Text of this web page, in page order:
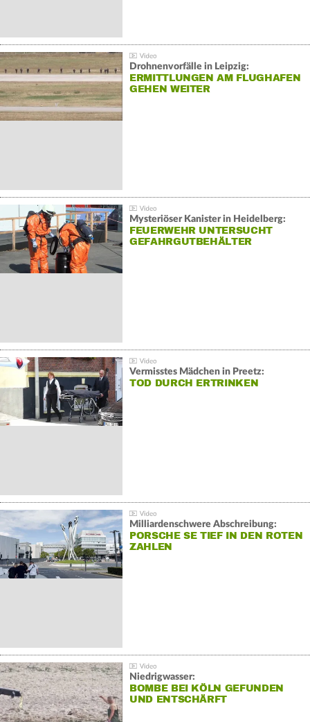
Drohnenvorfälle in Leipzig:
ERMITTLUNGEN AM FLUGHAFEN
GEHEN WEITER
Mysteriöser Kanister in Heidelberg:
FEUERWEHR UNTERSUCHT
GEFAHRGUTBEHÄLTER
Vermisstes Mädchen in Preetz:
TOD DURCH ERTRINKEN
Milliardenschwere Abschreibung:
PORSCHE SE TIEF IN DEN ROTEN
ZAHLEN
Niedrigwasser:
BOMBE BEI KÖLN GEFUNDEN
UND ENTSCHÄRFT